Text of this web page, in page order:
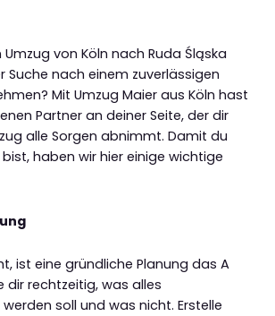
von Köln nach Ruda Śląska
Suche nach einem zuverlässigen
Mit Umzug Maier aus Köln hast
Partner an deiner Seite, der dir
alle Sorgen abnimmt. Damit du
haben wir hier einige wichtige
ist eine gründliche Planung das A
dir rechtzeitig, was alles
soll und was nicht. Erstelle